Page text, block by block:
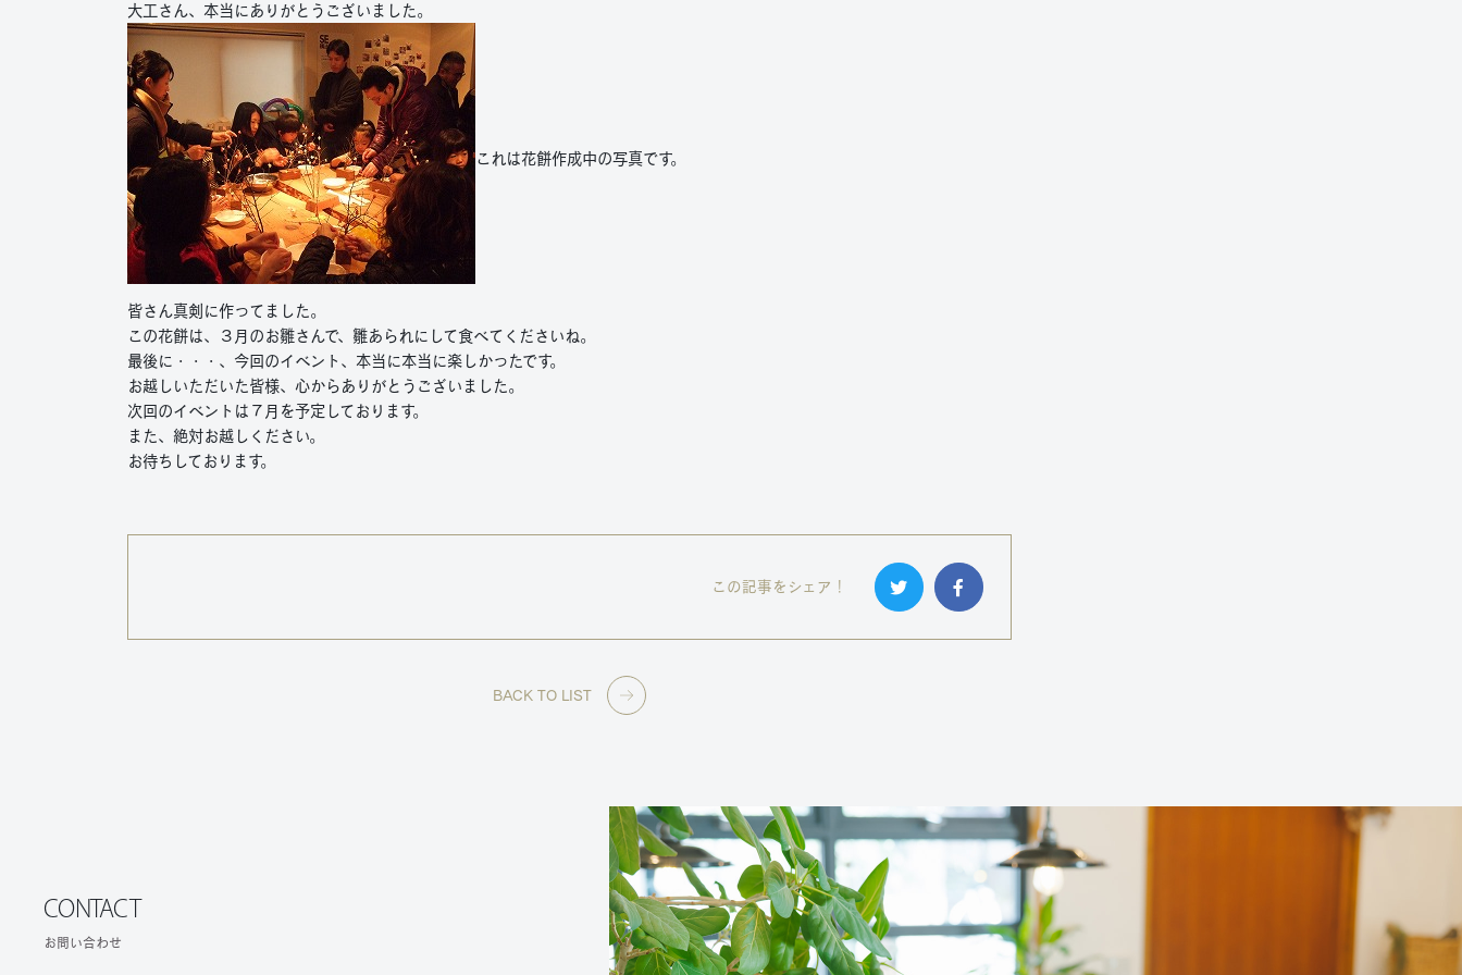
大工さん、本当にありがとうございました。
これは花餅作成中の写真です。
皆さん真剣に作ってました。
この花餅は、３月のお雛さんで、雛あられにして食べてくださいね。
最後に・・・、今回のイベント、本当に本当に楽しかったです。
お越しいただいた皆様、心からありがとうございました。
次回のイベントは７月を予定しております。
また、絶対お越しください。
お待ちしております。
この記事をシェア！
BACK TO LIST
CONTACT
お問い合わせ